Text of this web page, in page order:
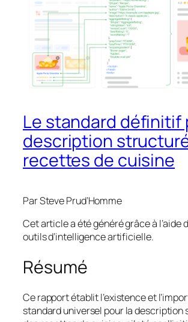
Le standard définitif
description
recettes de cuisine
Par Steve Prud’Homme
Cet article a été généré grâce à l’aide
outils d’intelligence artificielle.
Résumé
Ce rapport établit l’existence et
standard universel pour la description